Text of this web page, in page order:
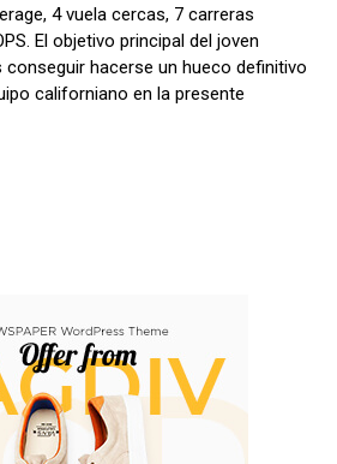
4 vuela cercas, 7 carreras
El objetivo principal del joven
hacerse un hueco definitivo
californiano en la presente